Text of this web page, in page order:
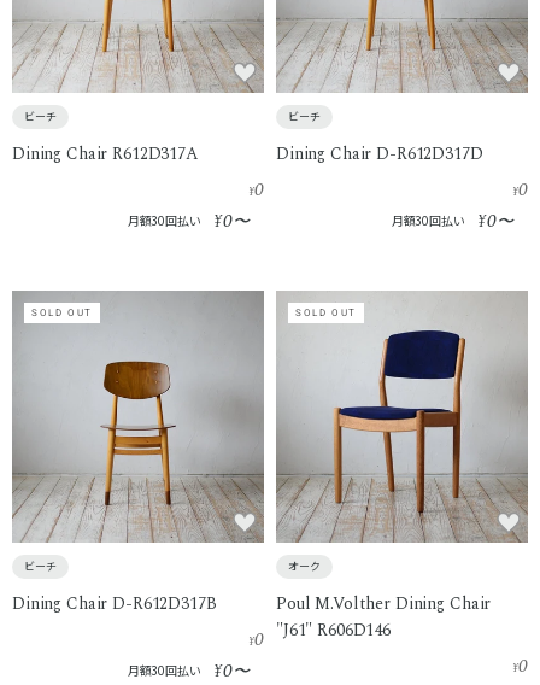
ビーチ
Dining Chair R612D317A
¥0
月額30回払い ¥0〜
ビーチ
Dining Chair D-R612D317D
¥0
月額30回払い ¥0〜
SOLD OUT
ビーチ
Dining Chair D-R612D317B
¥0
月額30回払い ¥0〜
SOLD OUT
オーク
Poul M.Volther Dining Chair
"J61" R606D146
¥0